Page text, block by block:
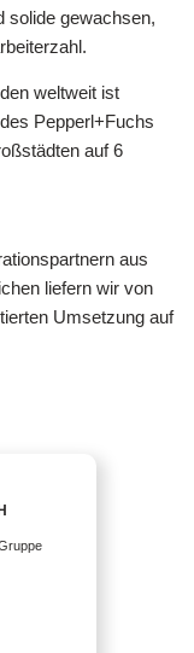
solide gewachsen,
weltweit ist
Pepperl+Fuchs
auf 6
aus
liefern wir von
Umsetzung auf